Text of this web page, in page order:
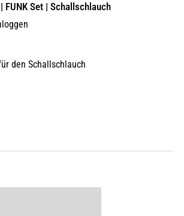
FUNK Set | Schallschlauch
den Schallschlauch